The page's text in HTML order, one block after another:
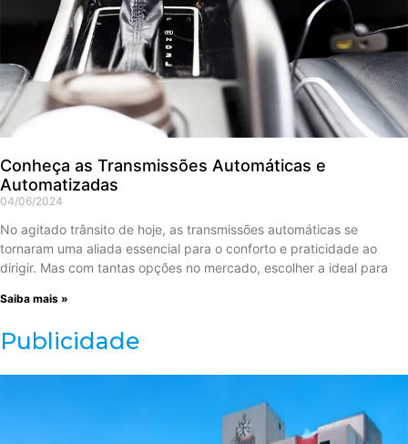
Conheça as Transmissões Automáticas e
Automatizadas
04/06/2024
No agitado trânsito de hoje, as transmissões automáticas se
tornaram uma aliada essencial para o conforto e praticidade ao
dirigir. Mas com tantas opções no mercado, escolher a ideal para
Saiba mais »
Publicidade